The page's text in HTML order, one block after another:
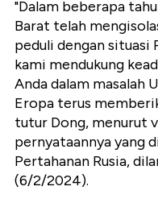
"Dalam beberapa
Barat telah
peduli dengan situasi
kami mendukung
Anda dalam masalah
Eropa terus
tutur Dong, menurut
pernyataannya yang
Pertahanan Rusia,
(6/2/2024).